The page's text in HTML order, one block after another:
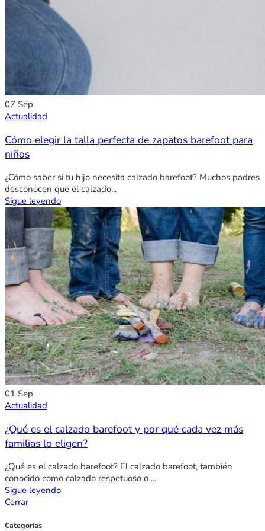
07 Sep
Actualidad
Cómo elegir la talla perfecta de zapatos barefoot para
niños
¿Cómo saber si tu hijo necesita calzado barefoot? Muchos padres
desconocen que el calzado...
Sigue leyendo
01 Sep
Actualidad
¿Qué es el calzado barefoot y por qué cada vez más
familias lo eligen?
¿Qué es el calzado barefoot? El calzado barefoot, también
conocido como calzado respetuoso o ...
Sigue leyendo
Cerrar
Categorías